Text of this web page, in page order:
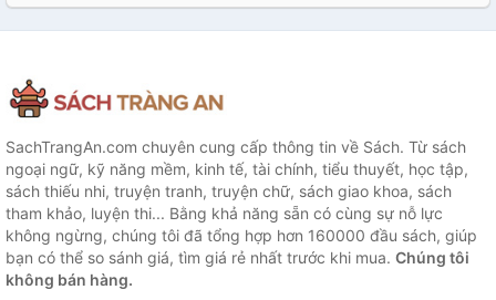
SachTrangAn.com chuyên cung cấp thông tin về Sách. Từ sách
ngoại ngữ, kỹ năng mềm, kinh tế, tài chính, tiểu thuyết, học tập,
sách thiếu nhi, truyện tranh, truyện chữ, sách giao khoa, sách
tham khảo, luyện thi... Bằng khả năng sẵn có cùng sự nỗ lực
không ngừng, chúng tôi đã tổng hợp hơn 160000 đầu sách, giúp
bạn có thể so sánh giá, tìm giá rẻ nhất trước khi mua. Chúng tôi
không bán hàng.